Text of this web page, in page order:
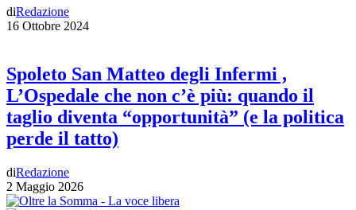
diRedazione
16 Ottobre 2024
Spoleto San Matteo degli Infermi ,
L’Ospedale che non c’è più: quando il
taglio diventa “opportunità” (e la politica
perde il tatto)
diRedazione
2 Maggio 2026